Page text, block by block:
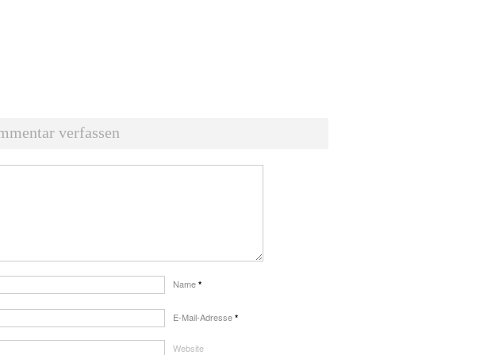
verfassen
Name *
E-Mail-Adresse *
Website